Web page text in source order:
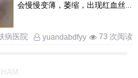
会慢慢变薄，萎缩，出现红血丝
病医院
yuandabdfyy 73 次阅读